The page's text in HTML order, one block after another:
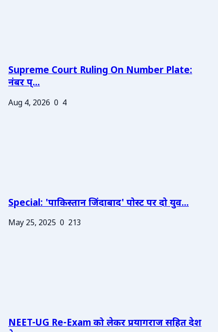
Supreme Court Ruling On Number Plate:
नंबर प्...
Aug 4, 2026 0 4
Special: 'पाकिस्तान जिंदाबाद' पोस्ट पर दो युव...
May 25, 2025 0 213
NEET-UG Re-Exam को लेकर प्रयागराज सहित देश